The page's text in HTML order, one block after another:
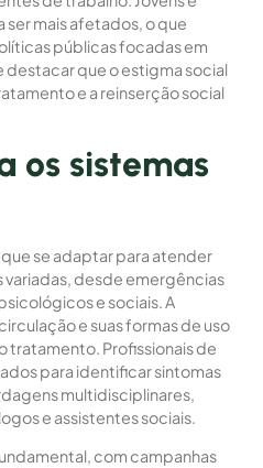
ser mais afetados, o que
públicas focadas em
destacar que o estigma social
e a reinserção social
os sistemas
se adaptar para atender
desde emergências
e sociais. A
e suas formas de uso
tratamento. Profissionais de
para identificar sintomas
multidisciplinares,
e assistentes sociais.
com campanhas